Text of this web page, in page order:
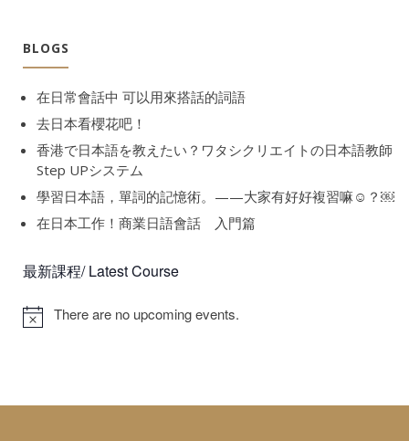
BLOGS
在日常會話中 可以用來搭話的詞語
去日本看櫻花吧！
香港で日本語を教えたい？ワタシクリエイトの日本語教師
Step UPシステム
學習日本語，單詞的記憶術。——大家有好好複習嘛☺️？￼
在日本工作！商業日語會話 入門篇
最新課程/ Latest Course
There are no upcoming events.